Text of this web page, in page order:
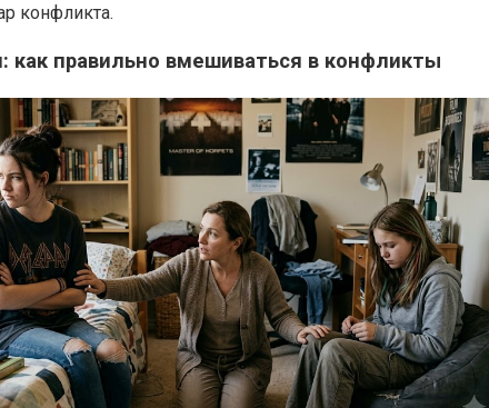
конфликта.
как правильно вмешиваться в конфликты